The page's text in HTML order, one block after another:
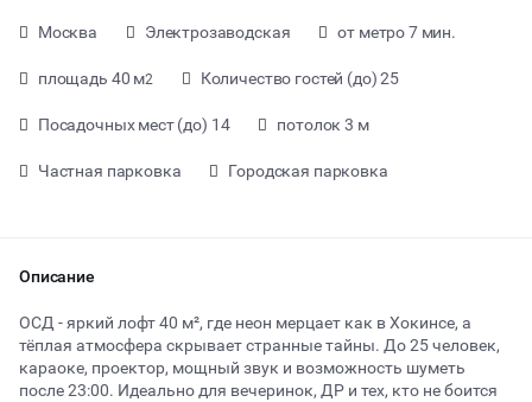
Москва Электрозаводская от метро 7 мин.
площадь 40 м2 Количество гостей (до) 25
Посадочных мест (до) 14 потолок 3 м
Частная парковка Городская парковка
Описание
ОСД - яркий лофт 40 м², где неон мерцает как в Хокинсе, а
тёплая атмосфера скрывает странные тайны. До 25 человек,
караоке, проектор, мощный звук и возможность шуметь
после 23:00. Идеально для вечеринок, ДР и тех, кто не боится
от 800 ₽ за час